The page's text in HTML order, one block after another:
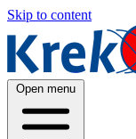
Skip to content
Open menu